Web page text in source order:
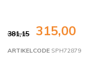
381,15 315,00
ARTIKELCODE SPH72879